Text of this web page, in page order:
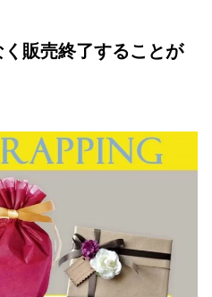
販売終了することが